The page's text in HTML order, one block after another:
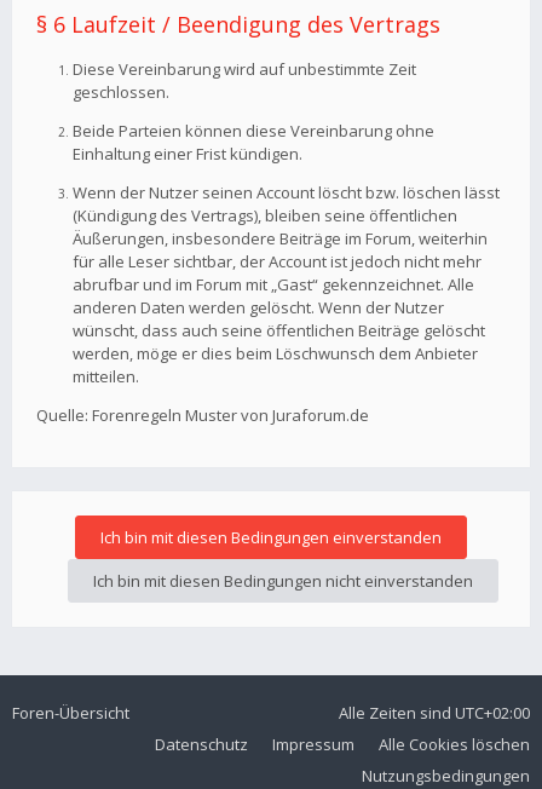
§ 6 Laufzeit / Beendigung des Vertrags
Diese Vereinbarung wird auf unbestimmte Zeit
geschlossen.
Beide Parteien können diese Vereinbarung ohne
Einhaltung einer Frist kündigen.
Wenn der Nutzer seinen Account löscht bzw. löschen lässt
(Kündigung des Vertrags), bleiben seine öffentlichen
Äußerungen, insbesondere Beiträge im Forum, weiterhin
für alle Leser sichtbar, der Account ist jedoch nicht mehr
abrufbar und im Forum mit „Gast“ gekennzeichnet. Alle
anderen Daten werden gelöscht. Wenn der Nutzer
wünscht, dass auch seine öffentlichen Beiträge gelöscht
werden, möge er dies beim Löschwunsch dem Anbieter
mitteilen.
Quelle: Forenregeln Muster von Juraforum.de
Foren-Übersicht Alle Zeiten sind UTC+02:00
Alle Cookies löschen
Impressum
Datenschutz
Nutzungsbedingungen